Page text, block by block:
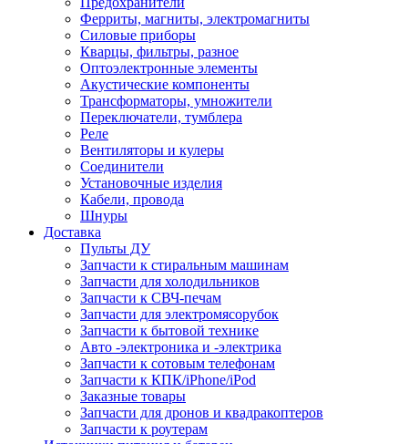
Ферриты, магниты, электромагниты
Силовые приборы
Кварцы, фильтры, разное
Оптоэлектронные элементы
Акустические компоненты
Трансформаторы, умножители
Переключатели, тумблера
Реле
Вентиляторы и кулеры
Соединители
Установочные изделия
Кабели, провода
Шнуры
Доставка
Пульты ДУ
Запчасти к стиральным машинам
Запчасти для холодильников
Запчасти к СВЧ-печам
Запчасти для электромясорубок
Запчасти к бытовой технике
Авто -электроника и -электрика
Запчасти к сотовым телефонам
Запчасти к КПК/iPhone/iPod
Заказные товары
Запчасти для дронов и квадракоптеров
Запчасти к роутерам